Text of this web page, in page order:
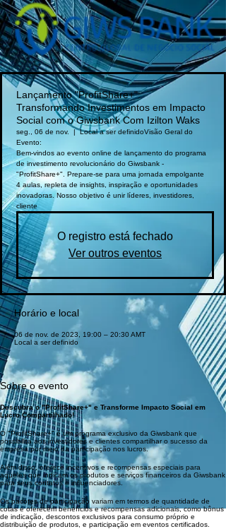
Lançamento "ProfitShare+":
Transformando Investimentos em Impacto
Social com o Giwsbank Com Izilton Waks
seg., 06 de nov.
  |
Local a ser definidoVisão Geral do
Evento:
Bem-vindos ao evento online de lançamento do programa
de investimento revolucionário do Giwsbank -
"ProfitShare+". Prepare-se para uma jornada empolgante
4 aulas, repleta de insights, inspiração e oportunidades
inovadoras. Nosso objetivo é unir líderes, investidores,
cliente
O registro está fechado
Ver outros eventos
Horário e local
06 de nov. de 2023, 19:00 – 20:30 AMT
Local a ser definido
Sobre o evento
Descubra o "ProfitShare+" e Transforme Impacto Social em
Lucro Compartilhado!
O "ProfitShare+" é um programa exclusivo da Giwsbank que
possibilita aos investidores e clientes compartilhar o sucesso da
empresa por meio da participação nos lucros.
Além disso, oferece incentivos e recompensas especiais para
aqueles que indicam os produtos e serviços financeiros da Giwsbank
para seus contatos e influenciadores.
Os pacotes de participação variam em termos de quantidade de
cotas e oferecem benefícios e recompensas adicionais, como bônus
de indicação, descontos exclusivos para consumo próprio e
distribuição de produtos, e participação em eventos certificados.